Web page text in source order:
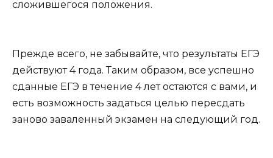
сложившегося положения.
Прежде всего, не забывайте, что результаты ЕГЭ
действуют 4 года. Таким образом, все успешно
сданные ЕГЭ в течение 4 лет остаются с вами, и
есть возможность задаться целью пересдать
заново заваленный экзамен на следующий год.